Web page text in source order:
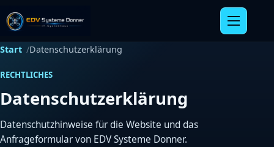
Navigation
Start Datenschutzerklärung
RECHTLICHES
Datenschutzerklärung
Datenschutzhinweise für die Website und das
Anfrageformular von EDV Systeme Donner.